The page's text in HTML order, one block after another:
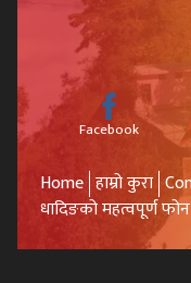
Facebook
Home हाम्रो कुरा
धादिङको महत्वपूर्ण